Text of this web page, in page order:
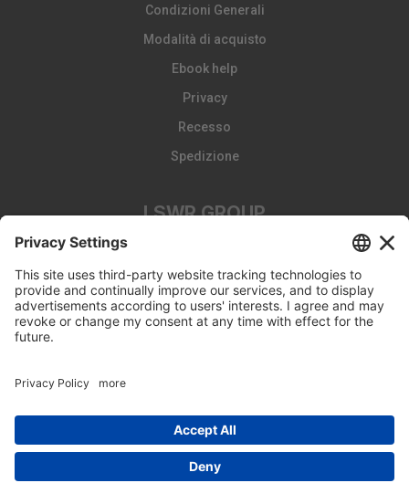
Condizioni Generali
Modalità di acquisto
Ebook help
Privacy
Recesso
Spedizione
LSWR GROUP
Edizioni EDRA
Edizioni LSWR
© Copyright 2026 - Tutti i diritti riservati
Edra Edizioni srl - P.IVA 14392510963 - viale Enrico Forlanini 21
- 20134 Milano (MI)